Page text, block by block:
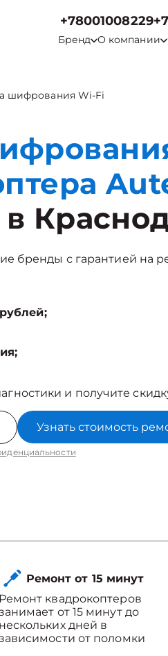
+78001008229
Бренд О компании
шифрования Wi-Fi
в
бренды с гарантией на
и получите
Узнать стоимость
Ремонт от 15 минут
Ремонт квадрокоптеров
от 15 минут до
нескольких дней в
от поломки